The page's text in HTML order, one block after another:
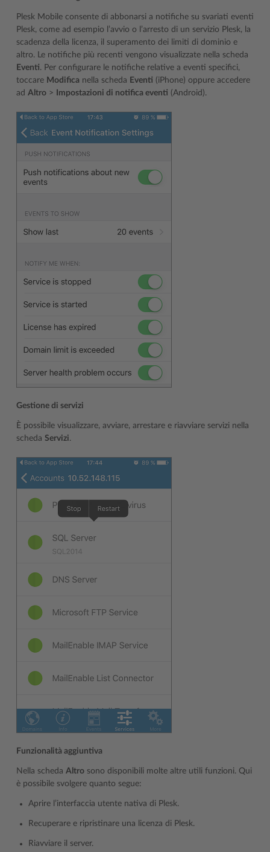
Plesk Mobile consente di abbonarsi a notifiche su svariati eventi
Plesk, come ad esempio l’avvio o l’arresto di un servizio Plesk, la
scadenza della licenza, il superamento dei limiti di dominio e
altro. Le notifiche più recenti vengono visualizzate nella scheda
Eventi. Per configurare le notifiche relative a eventi specifici,
toccare Modifica nella scheda Eventi (iPhone) oppure accedere
ad Altro > Impostazioni di notifica eventi (Android).
Gestione di servizi
È possibile visualizzare, avviare, arrestare e riavviare servizi nella
scheda Servizi.
Funzionalità aggiuntiva
Nella scheda Altro sono disponibili molte altre utili funzioni. Qui
è possibile svolgere quanto segue:
Aprire l’interfaccia utente nativa di Plesk.
Recuperare e ripristinare una licenza di Plesk.
Riavviare il server.